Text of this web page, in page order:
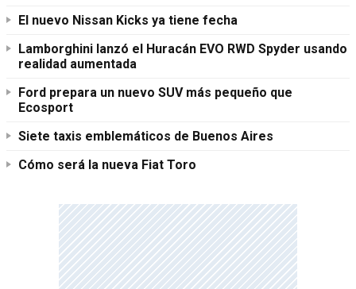
El nuevo Nissan Kicks ya tiene fecha
Lamborghini lanzó el Huracán EVO RWD Spyder usando
realidad aumentada
Ford prepara un nuevo SUV más pequeño que
Ecosport
Siete taxis emblemáticos de Buenos Aires
Cómo será la nueva Fiat Toro